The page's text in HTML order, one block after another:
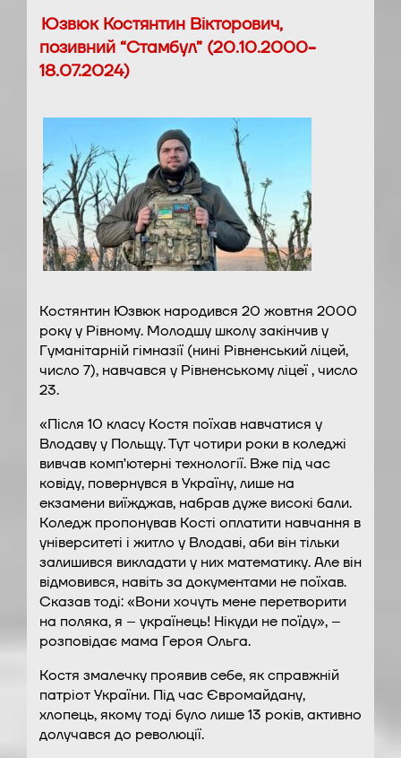
Юзвюк Костянтин Вікторович,
позивний “Стамбул” (20.10.2000-
18.07.2024)
Костянтин Юзвюк народився 20 жовтня 2000
року у Рівному. Молодшу школу закінчив у
Гуманітарній гімназії (нині Рівненський ліцей,
число 7), навчався у Рівненському ліцеї , число
23.
«Після 10 класу Костя поїхав навчатися у
Влодаву у Польщу. Тут чотири роки в коледжі
вивчав компʼютерні технології. Вже під час
ковіду, повернувся в Україну, лише на
екзамени виїжджав, набрав дуже високі бали.
Коледж пропонував Кості оплатити навчання в
університеті і житло у Влодаві, аби він тільки
залишився викладати у них математику. Але він
відмовився, навіть за документами не поїхав.
Сказав тоді: «Вони хочуть мене перетворити
на поляка, я – українець! Нікуди не поїду», –
розповідає мама Героя Ольга.
Костя змалечку проявив себе, як справжній
патріот України. Під час Євромайдану,
хлопець, якому тоді було лише 13 років, активно
долучався до революції.